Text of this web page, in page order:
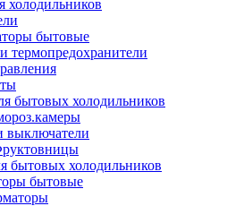
холодильников
бытовые
термопредохранители
бытовых холодильников
выключатели
бытовых холодильников
бытовые